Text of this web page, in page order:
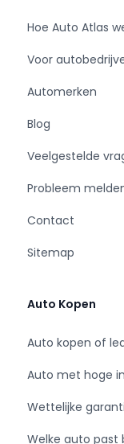
Hoe Auto Atlas
Voor
Automerken
Blog
Veelgestelde
Probleem
Contact
Sitemap
Auto Kopen
Auto kopen of
Auto met hoge
Wettelijke
Welke auto past